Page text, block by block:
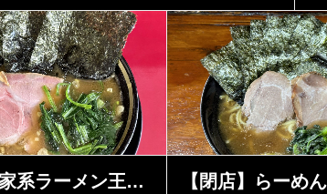
家系ラーメン王… 【閉店】らーめ